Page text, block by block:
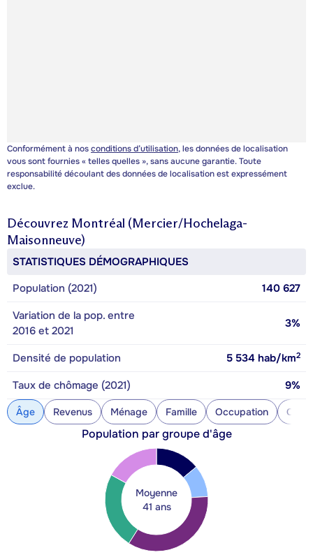
Conformément à nosconditions d’utilisation, les données de localisation
vous sont fournies « telles quelles », sans aucune garantie. Toute
responsabilité découlant des données de localisation est expressément
exclue.
Découvrez Montréal (Mercier/Hochelaga-
Maisonneuve)
STATISTIQUES DÉMOGRAPHIQUES
Population (2021)
140 627
Variation de la pop. entre
2016 et 2021
3%
Densité de population 5 534 hab/km2
Taux de chômage (2021) 9%
Âge Revenus Ménage Famille Occupation
Population par groupe d'âge
Moyenne
41 ans